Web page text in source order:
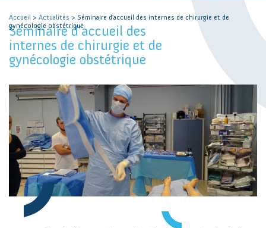
Accueil > Actualités > Séminaire d’accueil des internes de chirurgie et de
gynécologie obstétrique
Séminaire d’accueil des
internes de chirurgie et de
gynécologie obstétrique